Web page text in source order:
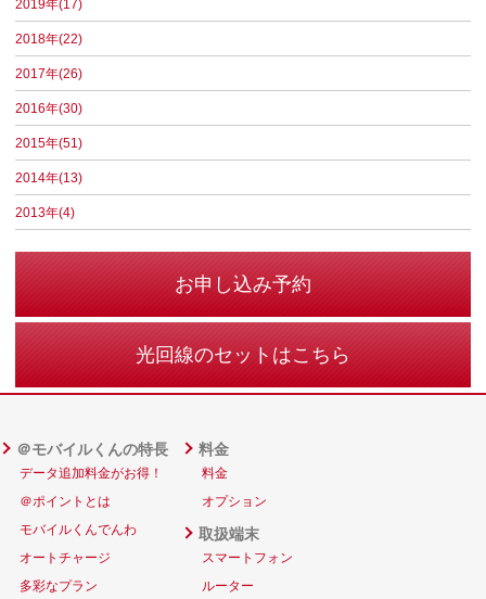
2019年(17)
2018年(22)
2017年(26)
2016年(30)
2015年(51)
2014年(13)
2013年(4)
お申し込み予約
光回線のセットはこちら
＠モバイルくんの特長
データ追加料金がお得！
＠ポイントとは
モバイルくんでんわ
オートチャージ
多彩なプラン
料金
料金
オプション
取扱端末
スマートフォン
ルーター